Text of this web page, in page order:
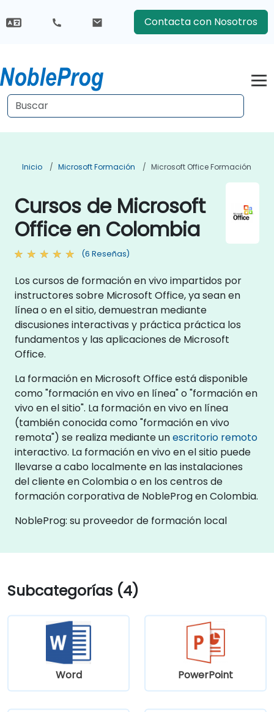
Contacta con Nosotros
Inicio Microsoft Formación Microsoft Office Formación
Cursos de Microsoft
Office en Colombia
(6 Reseñas)
Los cursos de formación en vivo impartidos por
instructores sobre Microsoft Office, ya sean en
línea o en el sitio, demuestran mediante
discusiones interactivas y práctica práctica los
fundamentos y las aplicaciones de Microsoft
Office.
La formación en Microsoft Office está disponible
como "formación en vivo en línea" o "formación en
vivo en el sitio". La formación en vivo en línea
(también conocida como "formación en vivo
remota") se realiza mediante unescritorio remoto
interactivo. La formación en vivo en el sitio puede
llevarse a cabo localmente en las instalaciones
del cliente en Colombia o en los centros de
formación corporativa de NobleProg en Colombia.
NobleProg: su proveedor de formación local
Subcategorías (4)
Word PowerPoint